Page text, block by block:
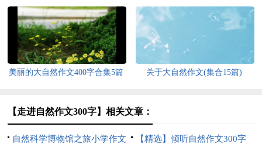
篇
美丽的大自然作文400字合集5篇 关于大自然作文(集合15篇)
【走进自然作文300字】相关文章：
自然科学博物馆之旅小学作文
【精选】倾听自然作文300字